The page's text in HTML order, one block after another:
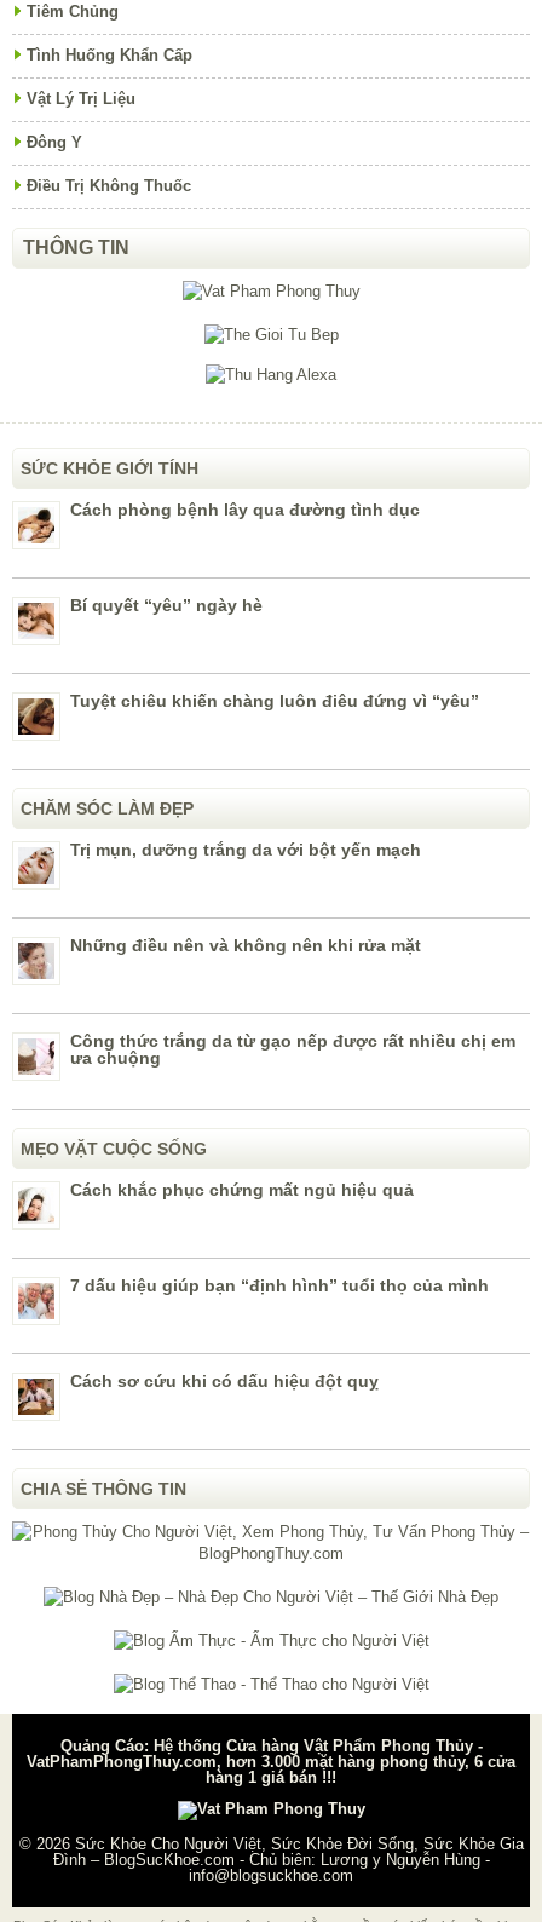
Tiêm Chủng
Tình Huống Khẩn Cấp
Vật Lý Trị Liệu
Đông Y
Điều Trị Không Thuốc
THÔNG TIN
SỨC KHỎE GIỚI TÍNH
Cách phòng bệnh lây qua đường tình dục
Bí quyết “yêu” ngày hè
Tuyệt chiêu khiến chàng luôn điêu đứng vì “yêu”
CHĂM SÓC LÀM ĐẸP
Trị mụn, dưỡng trắng da với bột yến mạch
Những điều nên và không nên khi rửa mặt
Công thức trắng da từ gạo nếp được rất nhiều chị em
ưa chuộng
MẸO VẶT CUỘC SỐNG
Cách khắc phục chứng mất ngủ hiệu quả
7 dấu hiệu giúp bạn “định hình” tuổi thọ của mình
Cách sơ cứu khi có dấu hiệu đột quỵ
CHIA SẺ THÔNG TIN
Quảng Cáo: Hệ thống Cửa hàng Vật Phẩm Phong Thủy -
VatPhamPhongThuy.com, hơn 3.000 mặt hàng phong thủy, 6 cửa
hàng 1 giá bán !!!
© 2026 Sức Khỏe Cho Người Việt, Sức Khỏe Đời Sống, Sức Khỏe Gia
Đình – BlogSucKhoe.com - Chủ biên: Lương y Nguyễn Hùng-
info@blogsuckhoe.com